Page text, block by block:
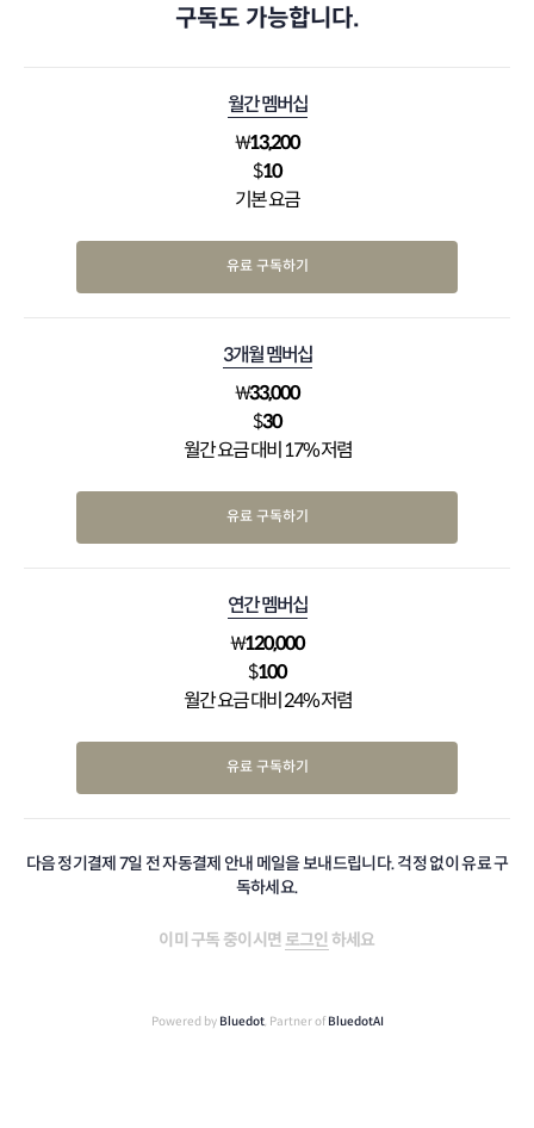
구독도 가능합니다.
월간 멤버십
₩13,200
$10
기본 요금
유료 구독하기
3개월 멤버십
₩33,000
$30
월간 요금 대비 17% 저렴
유료 구독하기
연간 멤버십
₩120,000
$100
월간 요금 대비 24% 저렴
유료 구독하기
다음 정기결제 7일 전 자동결제 안내 메일을 보내드립니다. 걱정 없이 유료 구
독하세요.
이미 구독 중이시면 로그인 하세요
Powered by Bluedot, Partner of BluedotAI